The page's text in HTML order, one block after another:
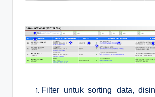
Filter untuk sorting data,